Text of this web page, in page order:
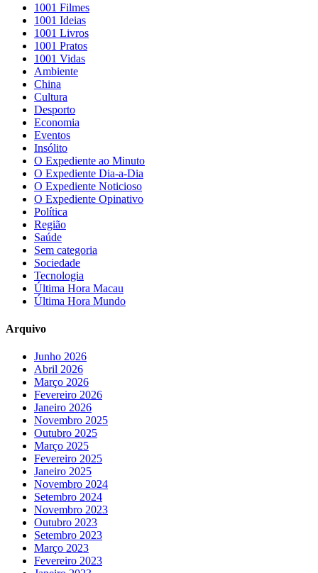
1001 Filmes
1001 Ideias
1001 Livros
1001 Pratos
1001 Vidas
Ambiente
China
Cultura
Desporto
Economia
Eventos
Insólito
O Expediente ao Minuto
O Expediente Dia-a-Dia
O Expediente Noticioso
O Expediente Opinativo
Política
Região
Saúde
Sem categoria
Sociedade
Tecnologia
Última Hora Macau
Última Hora Mundo
Arquivo
Junho 2026
Abril 2026
Março 2026
Fevereiro 2026
Janeiro 2026
Novembro 2025
Outubro 2025
Março 2025
Fevereiro 2025
Janeiro 2025
Novembro 2024
Setembro 2024
Novembro 2023
Outubro 2023
Setembro 2023
Março 2023
Fevereiro 2023